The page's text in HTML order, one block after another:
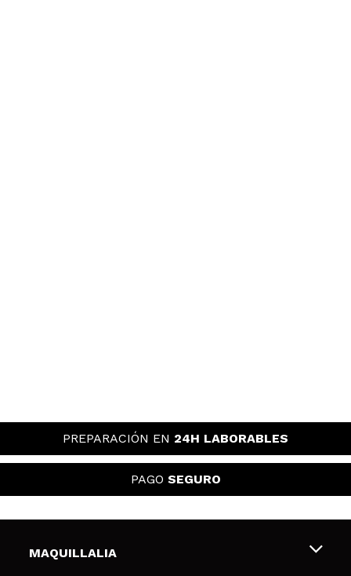
PREPARACIÓN EN 24H LABORABLES
PAGO SEGURO
MAQUILLALIA